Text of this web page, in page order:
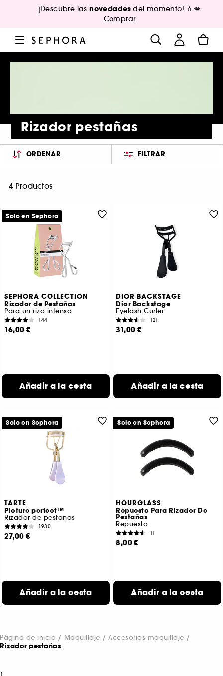
¡Descubre lasnovedadesdel momento! 💄💋
Comprar
Rizador pestañas
ORDENAR FILTRAR
4 Productos
SEPHORA COLLECTION
Rizador de Pestañas
Para un rizo intenso
144
16,00 €
Añadir a la cesta
Solo en Sephora
DIOR BACKSTAGE
Dior Backstage
Eyelash Curler
121
31,00 €
Añadir a la cesta
TARTE
Picture perfect™
Rizador de pestañas
1930
27,00 €
Añadir a la cesta
Solo en Sephora
HOURGLASS
Repuesto Para Rizador De
Pestañas
Repuesto
11
8,00 €
Añadir a la cesta
Solo en Sephora
Página de inicio Maquillaje Accesorios maquillaje
Rizador pestañas